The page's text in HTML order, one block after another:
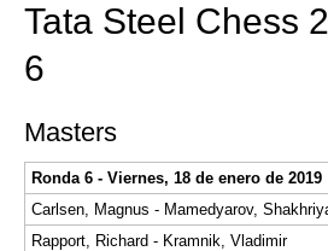
Tata Steel Chess
6
Masters
Ronda 6 - Viernes, 18 de enero de 2019
Carlsen, Magnus - Mamedyarov,
Rapport, Richard - Kramnik, Vladimir